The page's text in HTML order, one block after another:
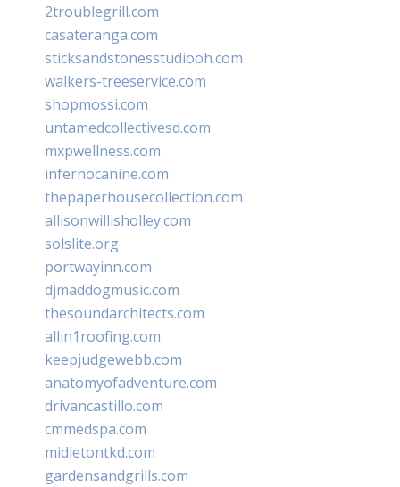
2troublegrill.com
casateranga.com
sticksandstonesstudiooh.com
walkers-treeservice.com
shopmossi.com
untamedcollectivesd.com
mxpwellness.com
infernocanine.com
thepaperhousecollection.com
allisonwillisholley.com
solslite.org
portwayinn.com
djmaddogmusic.com
thesoundarchitects.com
allin1roofing.com
keepjudgewebb.com
anatomyofadventure.com
drivancastillo.com
cmmedspa.com
midletontkd.com
gardensandgrills.com